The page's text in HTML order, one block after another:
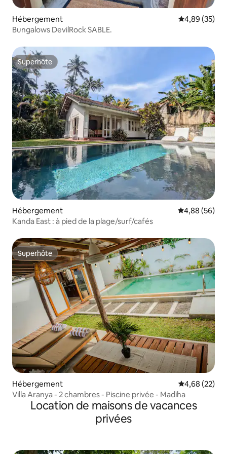
Hébergement Évaluation
4,89 (35)
Bungalows DevilRock SABLE.
Superhôte
Superhôte
Hébergement Évaluation
4,88 (56)
Kanda East : à pied de la plage/surf/cafés
Superhôte
Superhôte
Hébergement Évaluation
4,68 (22)
Villa Aranya - 2 chambres - Piscine privée - Madiha
Location de maisons de vacances
privées